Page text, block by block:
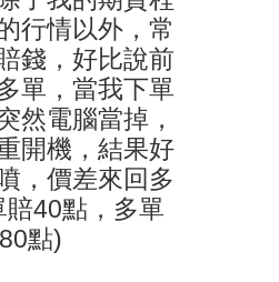
行情以外，常
錢，好比說前
單，當我下單
然電腦當掉，
開機，結果好
，價差來回多
40點，多單
點)